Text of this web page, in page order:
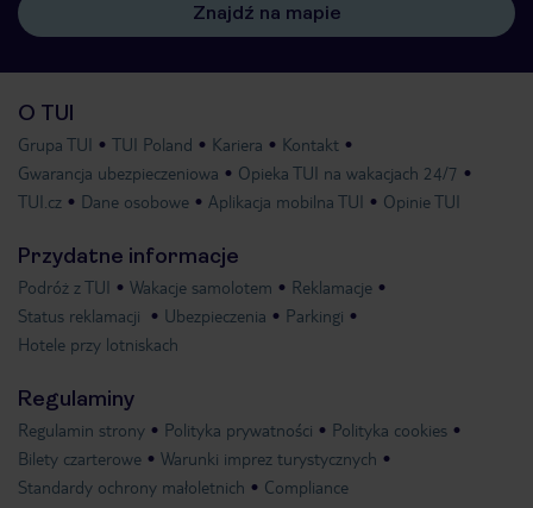
Znajdź na mapie
O TUI
Grupa TUI TUI Poland Kariera
Kontakt
Gwarancja ubezpieczeniowa
Opieka TUI na wakacjach 24/7
TUI.cz
Dane osobowe Aplikacja mobilna TUI Opinie TUI
Przydatne informacje
Podróż z TUI Wakacje samolotem
Reklamacje
Status reklamacji
Ubezpieczenia
Parkingi
Hotele przy lotniskach
Regulaminy
Regulamin strony Polityka prywatności
Polityka cookies
Bilety czarterowe
Warunki imprez turystycznych
Standardy ochrony małoletnich
Compliance